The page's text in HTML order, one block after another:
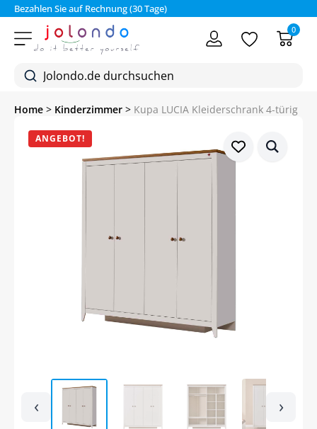
Bezahlen Sie auf Rechnung (30 Tage)
0
Home > Kinderzimmer > Kupa LUCIA Kleiderschrank 4-türig
ANGEBOT!
‹ ›